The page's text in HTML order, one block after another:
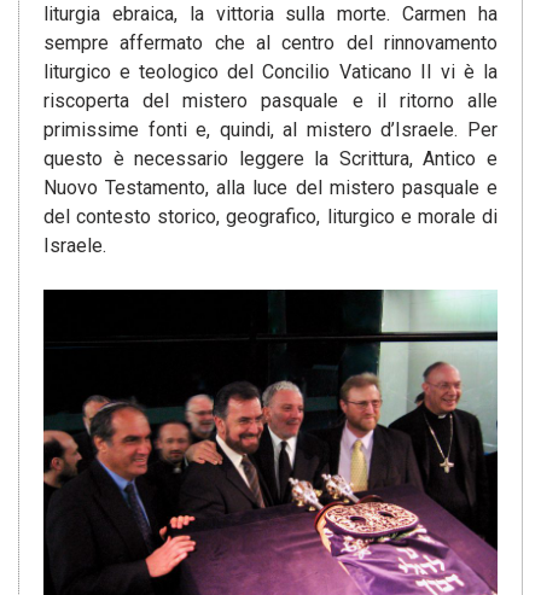
liturgia ebraica, la vittoria sulla morte. Carmen ha
sempre affermato che al centro del rinnovamento
liturgico e teologico del Concilio Vaticano II vi è la
riscoperta del mistero pasquale e il ritorno alle
primissime fonti e, quindi, al mistero d’Israele. Per
questo è necessario leggere la Scrittura, Antico e
Nuovo Testamento, alla luce del mistero pasquale e
del contesto storico, geografico, liturgico e morale di
Israele.